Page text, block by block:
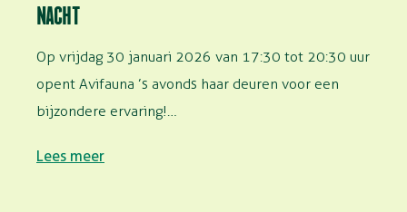
NACHT
Op vrijdag 30 januari 2026 van 17:30 tot 20:30 uur
opent Avifauna ’s avonds haar deuren voor een
bijzondere ervaring!…
Lees meer